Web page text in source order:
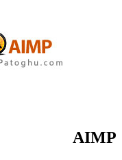
AIMP